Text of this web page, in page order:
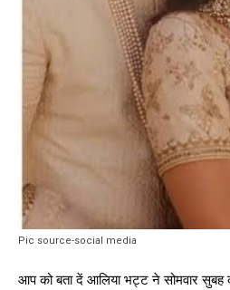
Pic source-social media
आप को बता दें आलिया भट्ट ने सोमवार सुबह